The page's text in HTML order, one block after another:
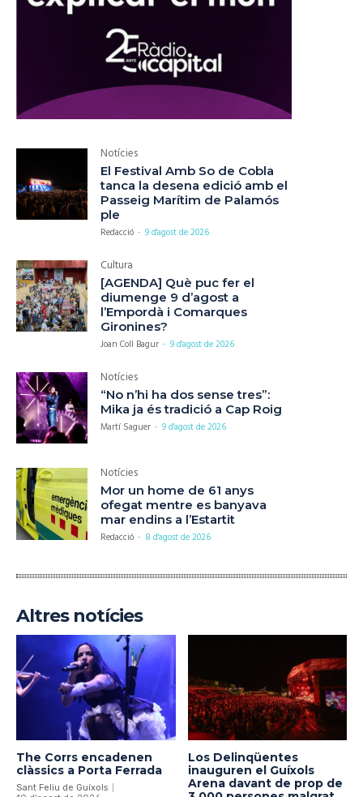
Notícies
El Festival Amb So de Cobla
tanca la desena edició amb el
Passeig Marítim de Palamós
ple
Redacció - 9 d'agost de 2026
Cultura
[AGENDA] Què puc fer el
diumenge 9 d’agost a
l’Empordà i Comarques
Gironines?
Joan Coll Bagur - 9 d'agost de 2026
Notícies
“No n’hi ha dos sense tres”:
Mika ja és tradició a Cap Roig
Martí Saguer - 9 d'agost de 2026
Notícies
Mor un home de 61 anys
ofegat mentre es banyava
mar endins a l’Estartit
Redacció - 8 d'agost de 2026
Altres notícies
The Corrs encadenen
clàssics a Porta Ferrada
Sant Feliu de Guíxols
Los Delinqüentes
inauguren el Guíxols
Arena davant de prop de